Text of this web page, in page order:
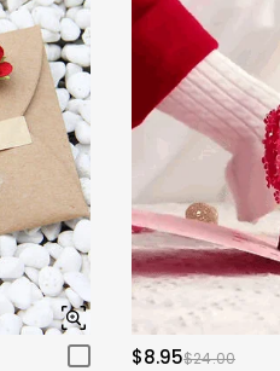
$8.95$24.00